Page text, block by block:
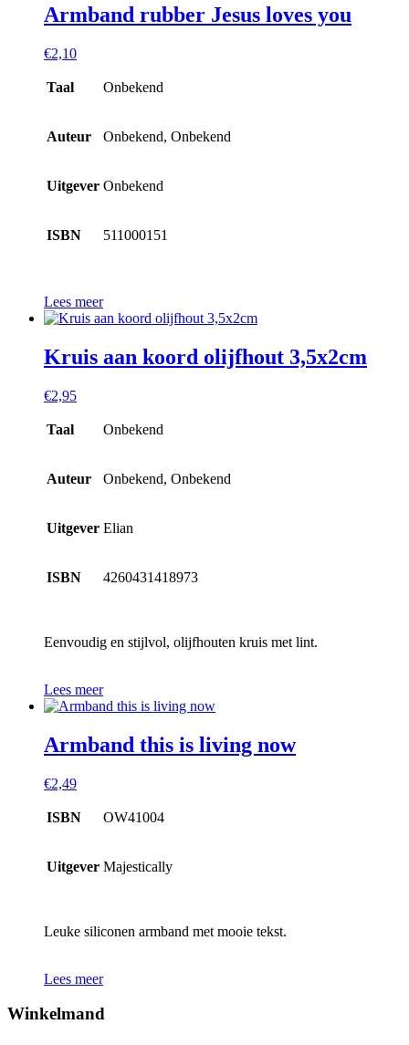
Armband rubber Jesus loves you
€2,10
Taal Onbekend
Auteur Onbekend, Onbekend
Uitgever Onbekend
ISBN 511000151
Lees meer
Kruis aan koord olijfhout 3,5x2cm
€2,95
Taal Onbekend
Auteur Onbekend, Onbekend
Uitgever Elian
ISBN 4260431418973
Eenvoudig en stijlvol, olijfhouten kruis met lint.
Lees meer
Armband this is living now
€2,49
ISBN OW41004
Uitgever Majestically
Leuke siliconen armband met mooie tekst.
Lees meer
Winkelmand